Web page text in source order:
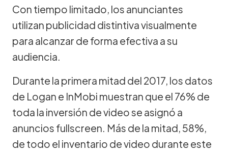
Con tiempo limitado, los anunciantes
utilizan publicidad distintiva visualmente
para alcanzar de forma efectiva a su
audiencia.
Durante la primera mitad del 2017, los datos
de Logan e InMobi muestran que el 76% de
toda la inversión de video se asignó a
anuncios fullscreen. Más de la mitad, 58%,
de todo el inventario de video durante este